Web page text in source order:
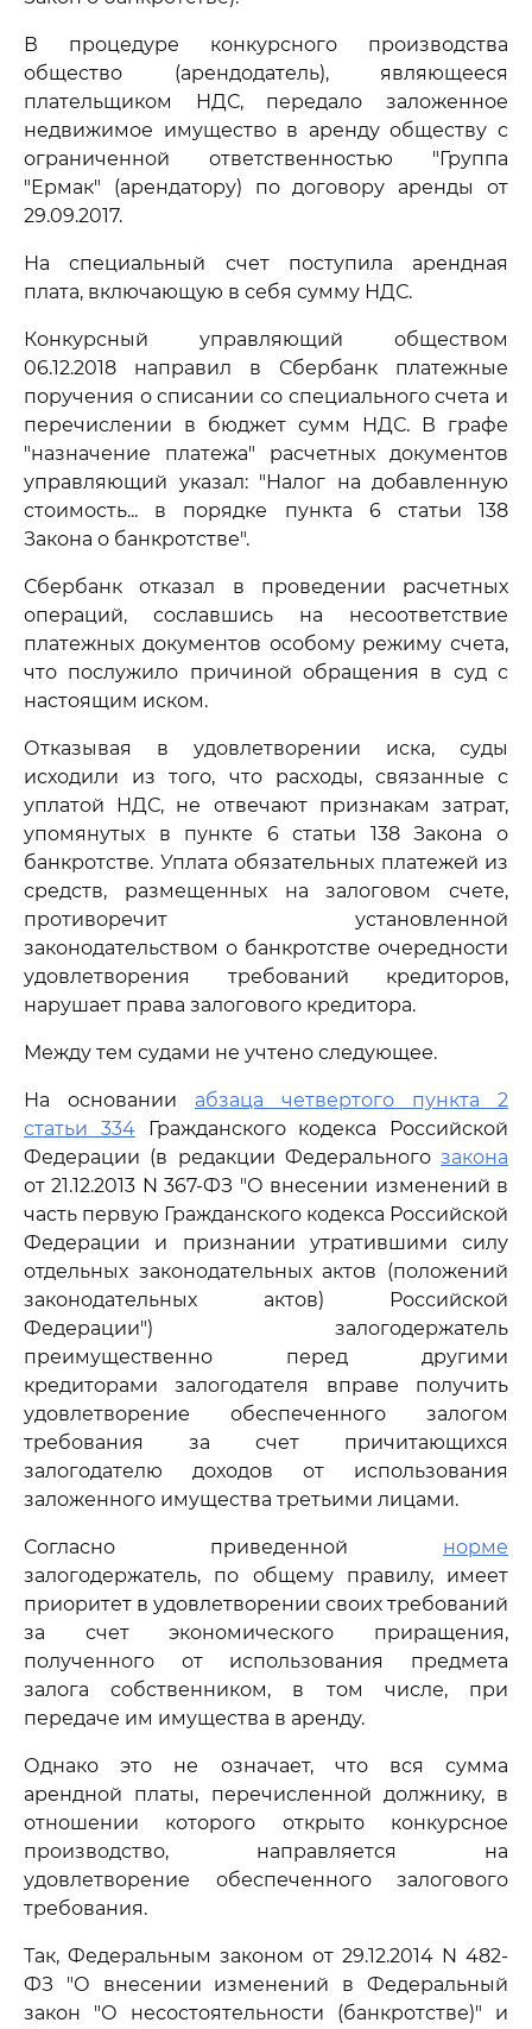
В процедуре конкурсного производства
общество (арендодатель), являющееся
плательщиком НДС, передало заложенное
недвижимое имущество в аренду обществу с
ограниченной ответственностью "Группа
"Ермак" (арендатору) по договору аренды от
29.09.2017.
На специальный счет поступила арендная
плата, включающую в себя сумму НДС.
Конкурсный управляющий обществом
06.12.2018 направил в Сбербанк платежные
поручения о списании со специального счета и
перечислении в бюджет сумм НДС. В графе
"назначение платежа" расчетных документов
управляющий указал: "Налог на добавленную
стоимость... в порядке пункта 6 статьи 138
Закона о банкротстве".
Сбербанк отказал в проведении расчетных
операций, сославшись на несоответствие
платежных документов особому режиму счета,
что послужило причиной обращения в суд с
настоящим иском.
Отказывая в удовлетворении иска, суды
исходили из того, что расходы, связанные с
уплатой НДС, не отвечают признакам затрат,
упомянутых в пункте 6 статьи 138 Закона о
банкротстве. Уплата обязательных платежей из
средств, размещенных на залоговом счете,
противоречит установленной
законодательством о банкротстве очередности
удовлетворения требований кредиторов,
нарушает права залогового кредитора.
Между тем судами не учтено следующее.
На основании абзаца четвертого пункта 2
статьи 334Гражданского кодекса Российской
Федерации (в редакции Федерального закона
от 21.12.2013 N 367-ФЗ "О внесении изменений в
часть первую Гражданского кодекса Российской
Федерации и признании утратившими силу
отдельных законодательных актов (положений
законодательных актов) Российской
Федерации") залогодержатель
преимущественно перед другими
кредиторами залогодателя вправе получить
удовлетворение обеспеченного залогом
требования за счет причитающихся
залогодателю доходов от использования
заложенного имущества третьими лицами.
Согласно приведенной норме
залогодержатель, по общему правилу, имеет
приоритет в удовлетворении своих требований
за счет экономического приращения,
полученного от использования предмета
залога собственником, в том числе, при
передаче им имущества в аренду.
Однако это не означает, что вся сумма
арендной платы, перечисленной должнику, в
отношении которого открыто конкурсное
производство, направляется на
удовлетворение обеспеченного залогового
требования.
Так, Федеральным законом от 29.12.2014 N 482-
ФЗ "О внесении изменений в Федеральный
закон "О несостоятельности (банкротстве)" и